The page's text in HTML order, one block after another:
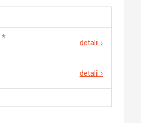
*
detalii ›
detalii ›